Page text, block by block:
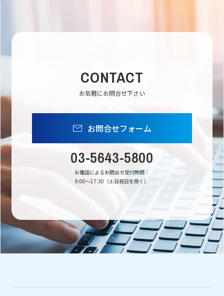
CONTACT
お気軽にお問合せ下さい
お問合せフォーム
03-5643-5800
お電話によるお問合せ受付時間：
9:00〜17:30（土日祝日を除く）